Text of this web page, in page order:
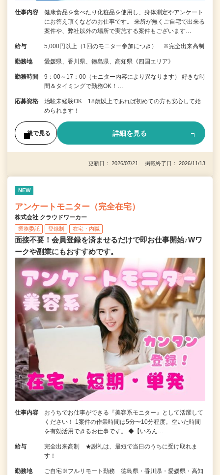
仕事内容
健康食品を食べたり化粧品を使用し、身体測定やアンケート
にお答え頂くなどのお仕事です。 来所が無くご自宅で出来る
案件や、弊社以外の場所で実施する案件もございます…
給与 5,000円以上（1回のモニター参加につき） ※完全出来高制
勤務地 愛媛県、香川県、徳島県、高知県《四国エリア》
勤務時間
9：00～17：00（モニター内容により異なります） 好きな時
間＆タイミングで勤務OK！…
応募資格
治験未経験OK 18歳以上であれば初めての方も安心して始
められます！
後で見る 詳細を見る
更新日： 2026/07/21 掲載終了日： 2026/11/13
NEW
アンケートモニター（完全在宅）
株式会社 クラウドワーカー
業務委託 登録制 在宅・内職
面接不要！会員登録を済ませるだけで即お仕事開始♪Wワ
ークや副業にもおすすめです。
仕事内容
おうちでお仕事ができる『美容系モニター』として活躍して
ください！ 1案件の作業時間は5分〜10分程度。空いた時間
を有効活用できるお仕事です。 ◆【いろん…
給与
完全出来高制 ★謝礼は、最短で当日のうちに受け取れま
す！
勤務地
ご自宅※フルリモート勤務 徳島県・香川県・愛媛県・高知